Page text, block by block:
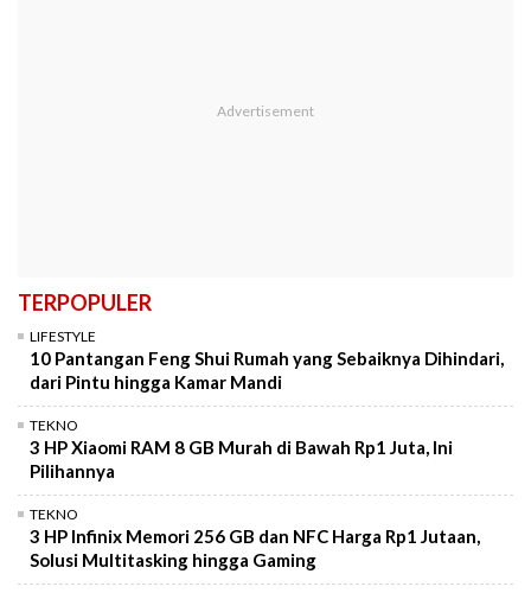
TERPOPULER
LIFESTYLE
10 Pantangan Feng Shui Rumah yang Sebaiknya Dihindari,
dari Pintu hingga Kamar Mandi
TEKNO
3 HP Xiaomi RAM 8 GB Murah di Bawah Rp1 Juta, Ini
Pilihannya
TEKNO
3 HP Infinix Memori 256 GB dan NFC Harga Rp1 Jutaan,
Solusi Multitasking hingga Gaming